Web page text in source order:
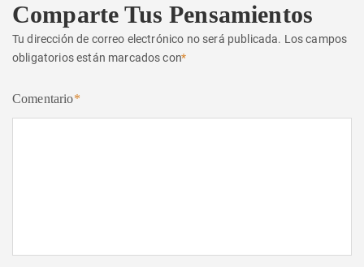
Comparte Tus Pensamientos
Tu dirección de correo electrónico no será publicada. Los campos
obligatorios están marcados con*
Comentario*